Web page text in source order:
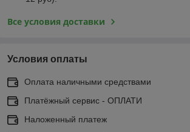
Все условия доставки
Условия оплаты
Оплата наличными средствами
Платёжный сервис - ОПЛАТИ
Наложенный платеж